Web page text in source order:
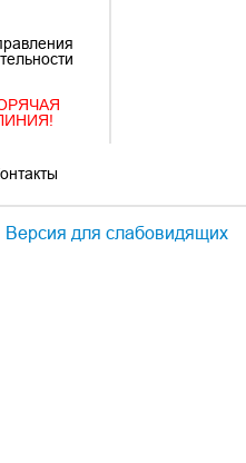
Версия для слабовидящих